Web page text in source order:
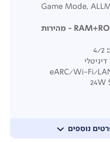
נוספים
Game Mode,
מהירות
4/2
eARC/Wi-Fi/
24W
טלפונים ניידים